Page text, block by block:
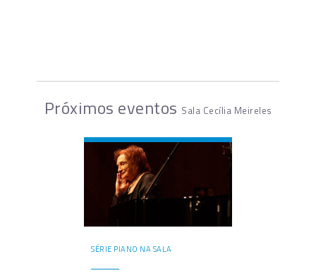
Próximos eventos Sala Cecília Meireles
SÉRIE PIANO NA SALA